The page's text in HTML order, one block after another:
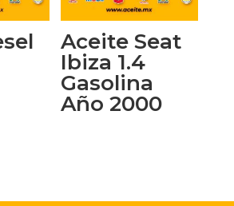
Aceite Seat
Ibiza 1.4
Gasolina
Año 2000